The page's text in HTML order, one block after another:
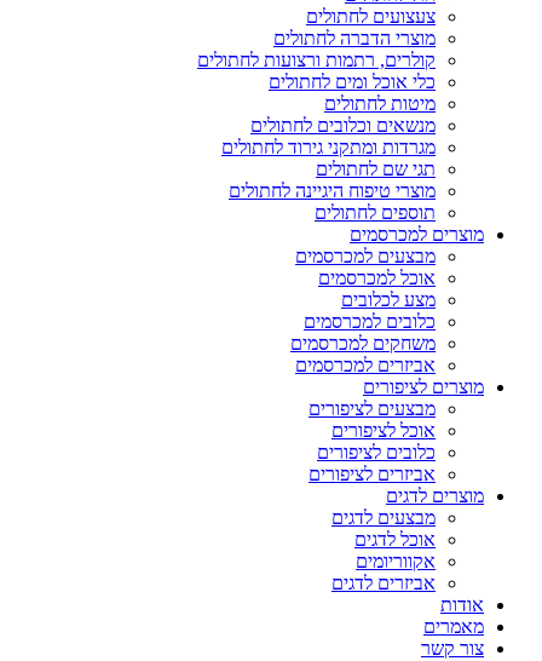
צעצועים לחתולים
מוצרי הדברה לחתולים
קולרים, רתמות ורצועות לחתולים
כלי אוכל ומים לחתולים
מיטות לחתולים
מנשאים וכלובים לחתולים
מגרדות ומתקני גירוד לחתולים
תגי שם לחתולים
מוצרי טיפוח היגיינה לחתולים
תוספים לחתולים
מוצרים למכרסמים
מבצעים למכרסמים
אוכל למכרסמים
מצע לכלובים
כלובים למכרסמים
משחקים למכרסמים
אביזרים למכרסמים
מוצרים לציפורים
מבצעים לציפורים
אוכל לציפורים
כלובים לציפורים
אביזרים לציפורים
מוצרים לדגים
מבצעים לדגים
אוכל לדגים
אקווריומים
אביזרים לדגים
אודות
מאמרים
צור קשר